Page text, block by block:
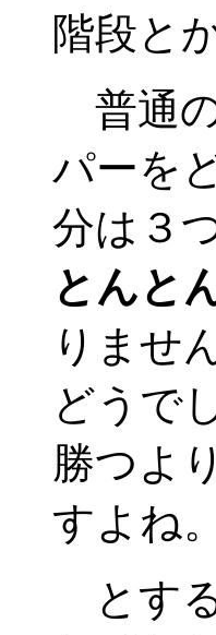
階段と
普通
パーを
分は３
とんと
りませ
どうで
勝つよ
すよね。
とす